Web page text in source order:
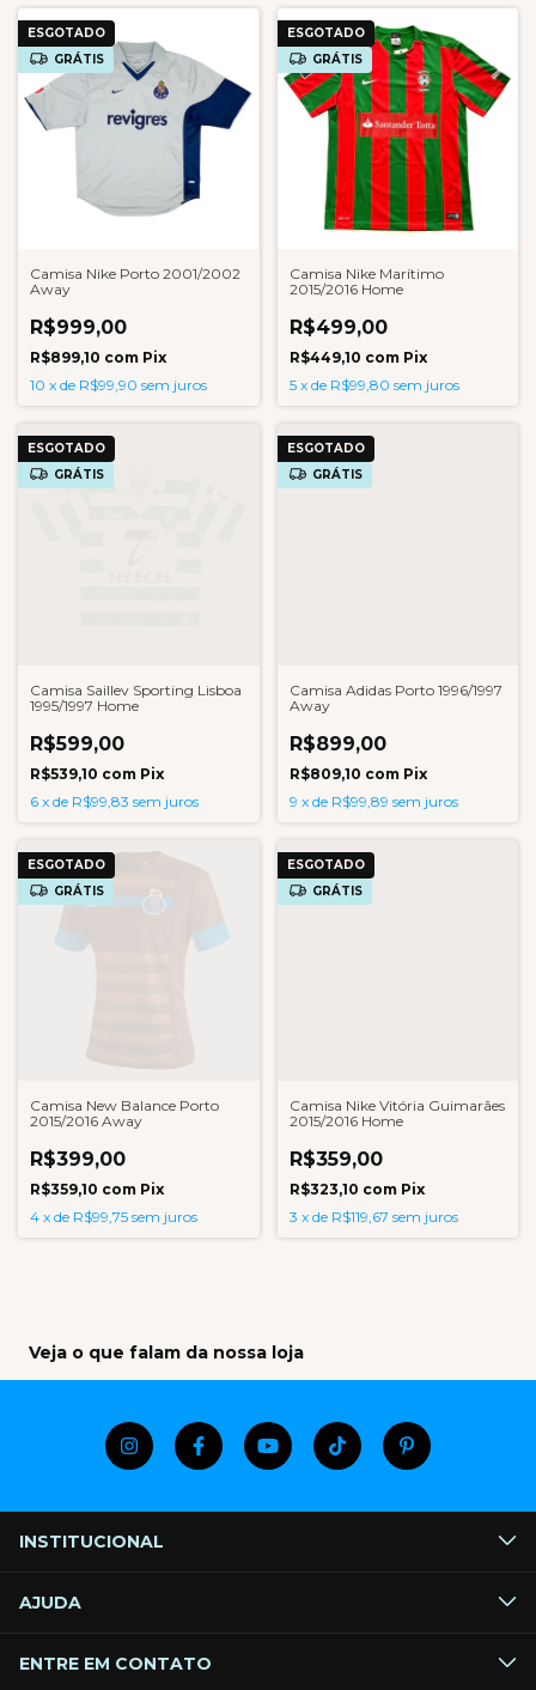
ESGOTADO
GRÁTIS
Camisa Nike Porto 2001/2002
Away
R$999,00
R$899,10 com Pix
10 x de R$99,90 sem juros
ESGOTADO
GRÁTIS
Camisa Nike Marítimo
2015/2016 Home
R$499,00
R$449,10 com Pix
5 x de R$99,80 sem juros
ESGOTADO
GRÁTIS
Camisa Saillev Sporting Lisboa
1995/1997 Home
R$599,00
R$539,10 com Pix
6 x de R$99,83 sem juros
ESGOTADO
GRÁTIS
Camisa Adidas Porto 1996/1997
Away
R$899,00
R$809,10 com Pix
9 x de R$99,89 sem juros
ESGOTADO
GRÁTIS
Camisa New Balance Porto
2015/2016 Away
R$399,00
R$359,10 com Pix
4 x de R$99,75 sem juros
ESGOTADO
GRÁTIS
Camisa Nike Vitória Guimarães
2015/2016 Home
R$359,00
R$323,10 com Pix
3 x de R$119,67 sem juros
Veja o que falam da nossa loja
INSTITUCIONAL
AJUDA
ENTRE EM CONTATO